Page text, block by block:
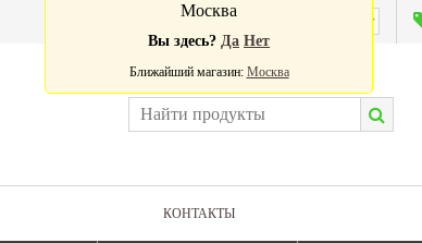
КОНТАКТЫ
Москва
Вы здесь? Да Нет
Ближайший магазин: Москва